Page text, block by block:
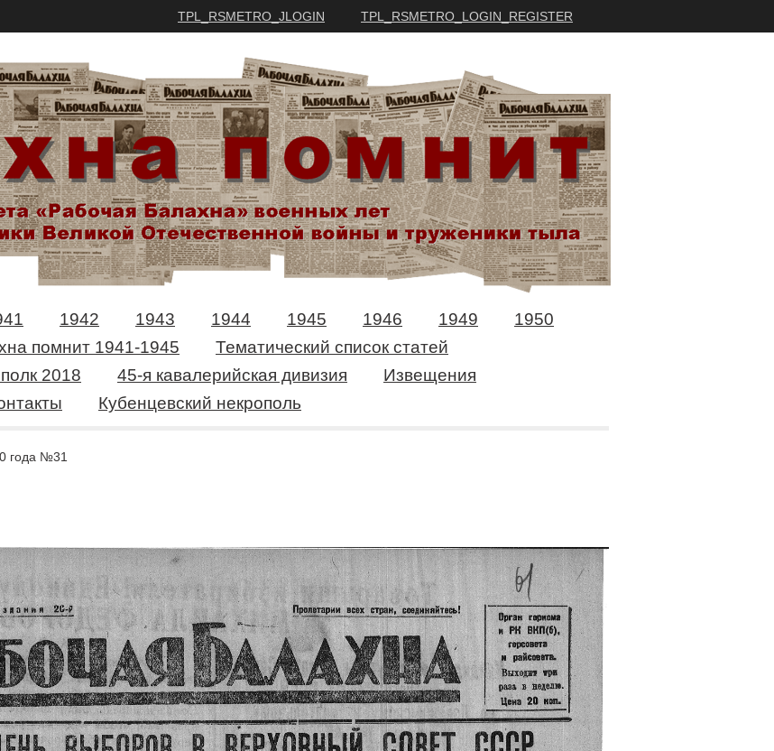
TPL_RSMETRO_JLOGIN TPL_RSMETRO_LOGIN_REGISTER
1942 1943 1944 1945 1946 1949
1950
помнит 1941-1945
Тематический список статей
2018 45-я кавалерийская дивизия
Извещения
Кубенцевский некрополь
года №31